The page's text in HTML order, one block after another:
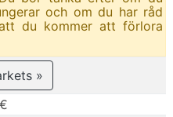
och om du har råd
du kommer att förlora
»